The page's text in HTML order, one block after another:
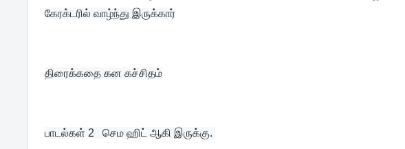
கேரக்டரில் வாழ்ந்து இருக்கார்
திரைக்கதை கன கச்சிதம்
பாடல்கள் 2   செம ஹிட் ஆகி இருக்கு.